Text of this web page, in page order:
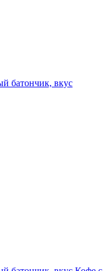
батончик, вкус